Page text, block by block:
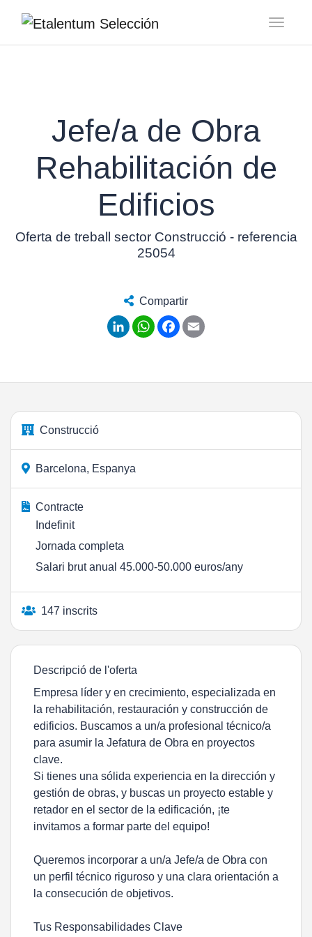
Jefe/a de Obra
Rehabilitación de
Edificios
Oferta de treball sector Construcció - referencia
25054
Compartir
LinkedInWhatsApp
Facebook
Construcció
Barcelona, Espanya
Contracte
Indefinit
Jornada completa
Salari brut anual 45.000-50.000 euros/any
147 inscrits
Descripció de l'oferta
Empresa líder y en crecimiento, especializada en
la rehabilitación, restauración y construcción de
edificios. Buscamos a un/a profesional técnico/a
para asumir la Jefatura de Obra en proyectos
clave.
Si tienes una sólida experiencia en la dirección y
gestión de obras, y buscas un proyecto estable y
retador en el sector de la edificación, ¡te
invitamos a formar parte del equipo!
Queremos incorporar a un/a Jefe/a de Obra con
un perfil técnico riguroso y una clara orientación a
la consecución de objetivos.
Tus Responsabilidades Clave